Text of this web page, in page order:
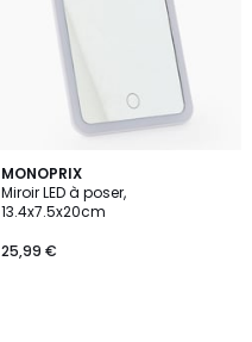
MONOPRIX
Miroir LED à poser,
13.4x7.5x20cm
25,99 €